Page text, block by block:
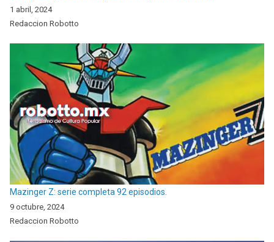
1 abril, 2024
Redaccion Robotto
Mazinger Z: serie completa 92 episodios.
9 octubre, 2024
Redaccion Robotto